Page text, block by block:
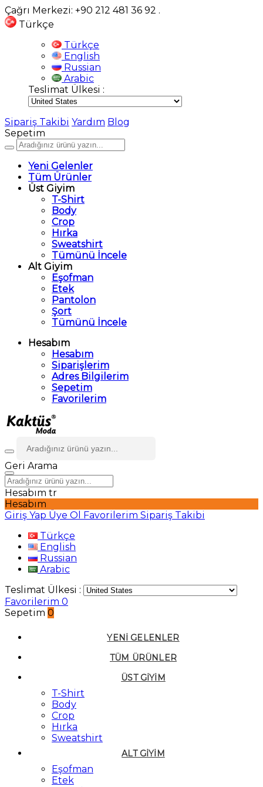
Çağrı Merkezi: +90 212 481 36 92 .
Türkçe
Türkçe
English
Russian
Arabic
Teslimat Ülkesi :
Sipariş Takibi Yardım Blog
Sepetim
Yeni Gelenler
Tüm Ürünler
Üst Giyim
T-Shirt
Body
Crop
Hırka
Sweatshirt
Tümünü İncele
Alt Giyim
Eşofman
Etek
Pantolon
Şort
Tümünü İncele
Hesabım
Hesabım
Siparişlerim
Adres Bilgilerim
Sepetim
Favorilerim
Geri Arama
Hesabım tr
Hesabım
Giriş Yap Üye Ol Favorilerim Sipariş Takibi
Türkçe
English
Russian
Arabic
Teslimat Ülkesi :
Favorilerim 0
Sepetim 0
YENI GELENLER
TÜM ÜRÜNLER
ÜST GIYIM
T-Shirt
Body
Crop
Hırka
Sweatshirt
ALT GIYIM
Eşofman
Etek